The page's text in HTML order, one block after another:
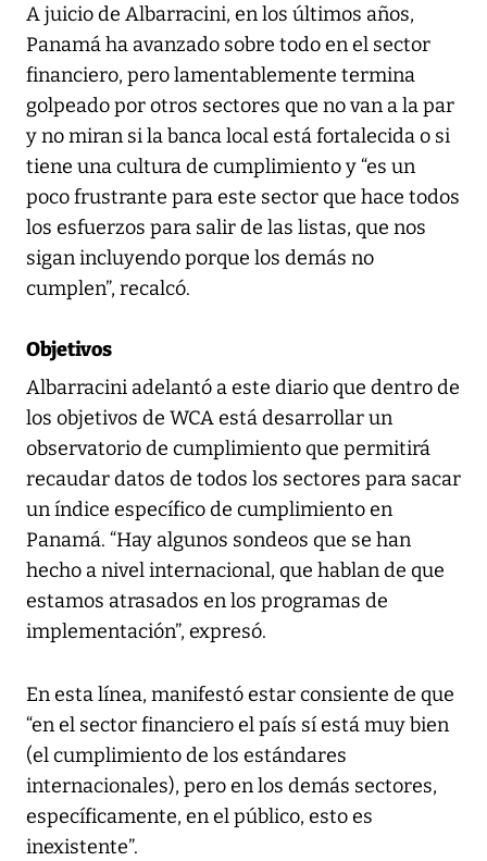
A juicio de Albarracini, en los últimos años,
Panamá ha avanzado sobre todo en el sector
financiero, pero lamentablemente termina
golpeado por otros sectores que no van a la par
y no miran si la banca local está fortalecida o si
tiene una cultura de cumplimiento y “es un
poco frustrante para este sector que hace todos
los esfuerzos para salir de las listas, que nos
sigan incluyendo porque los demás no
cumplen”, recalcó.
Objetivos
Albarracini adelantó a este diario que dentro de
los objetivos de WCA está desarrollar un
observatorio de cumplimiento que permitirá
recaudar datos de todos los sectores para sacar
un índice específico de cumplimiento en
Panamá. “Hay algunos sondeos que se han
hecho a nivel internacional, que hablan de que
estamos atrasados en los programas de
implementación”, expresó.
En esta línea, manifestó estar consiente de que
“en el sector financiero el país sí está muy bien
(el cumplimiento de los estándares
internacionales), pero en los demás sectores,
específicamente, en el público, esto es
inexistente”.